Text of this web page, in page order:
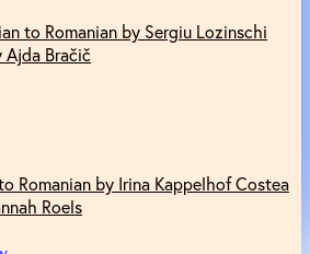
to Romanian by Sergiu Lozinschi
Bračič
Romanian by Irina Kappelhof Costea
Roels